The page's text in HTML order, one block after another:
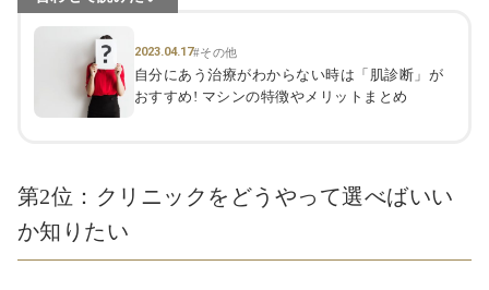
2023.04.17#その他
自分にあう治療がわからない時は「肌診断」が
おすすめ! マシンの特徴やメリットまとめ
第2位：クリニックをどうやって選べばいい
か知りたい